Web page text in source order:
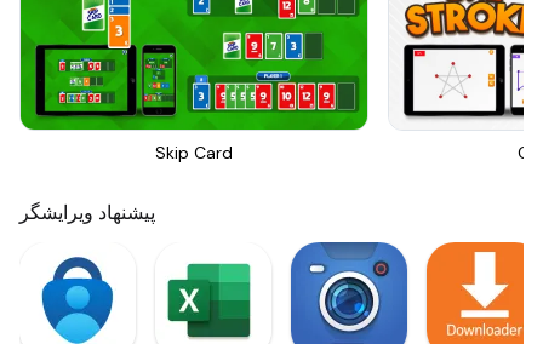
Skip Card
پیشنهاد ویرایشگر